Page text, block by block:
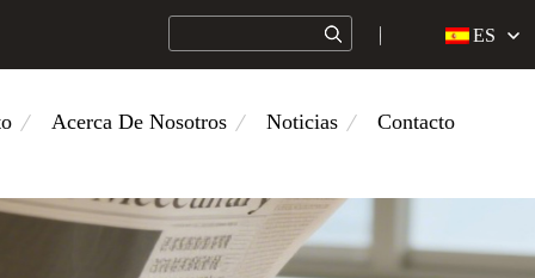
ES
Acerca De Nosotros Noticias Contacto